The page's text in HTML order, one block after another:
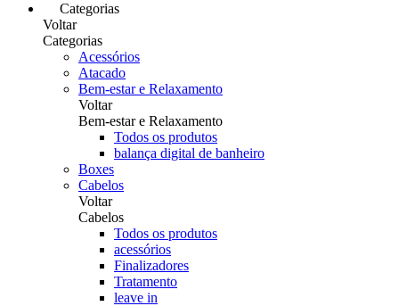
Categorias
Voltar
Categorias
Acessórios
Atacado
Bem-estar e Relaxamento
Voltar
Bem-estar e Relaxamento
Todos os produtos
balança digital de banheiro
Boxes
Cabelos
Voltar
Cabelos
Todos os produtos
acessórios
Finalizadores
Tratamento
leave in